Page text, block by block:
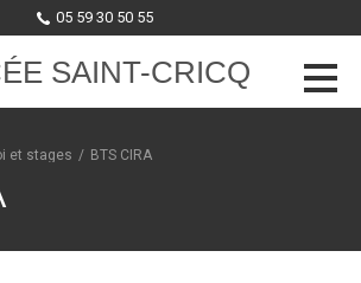
05 59 30 50 55
SAINT-CRICQ
et stages / BTS CIRA